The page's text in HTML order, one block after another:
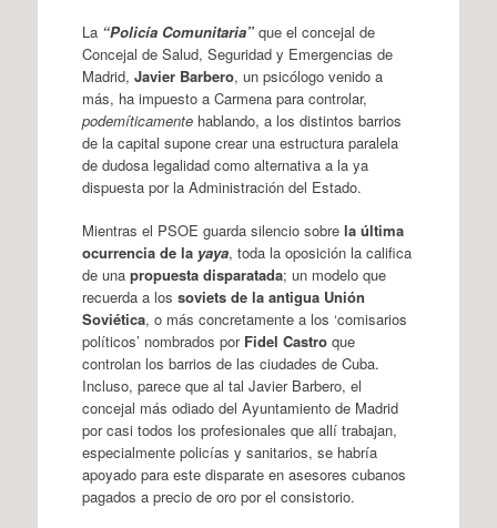
La “Policía Comunitaria”que el concejal de
Concejal de Salud, Seguridad y Emergencias de
Madrid, Javier Barbero, un psicólogo venido a
más, ha impuesto a Carmena para controlar,
podemíticamentehablando, a los distintos barrios
de la capital supone crear una estructura paralela
de dudosa legalidad como alternativa a la ya
dispuesta por la Administración del Estado.
Mientras el PSOE guarda silencio sobre la última
ocurrencia de la yaya, toda la oposición la califica
de una propuesta disparatada; un modelo que
recuerda a los soviets de la antigua Unión
Soviética, o más concretamente a los ‘comisarios
políticos’ nombrados por Fidel Castroque
controlan los barrios de las ciudades de Cuba.
Incluso, parece que al tal Javier Barbero, el
concejal más odiado del Ayuntamiento de Madrid
por casi todos los profesionales que allí trabajan,
especialmente policías y sanitarios, se habría
apoyado para este disparate en asesores cubanos
pagados a precio de oro por el consistorio.